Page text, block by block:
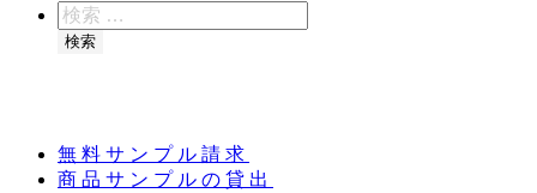
検
索
検索
無料サンプル請求
商品サンプルの貸出